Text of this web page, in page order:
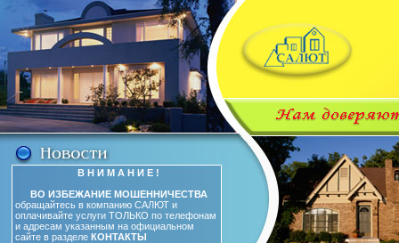
В Н И М А Н И Е !
ВО ИЗБЕЖАНИЕ МОШЕННИЧЕСТВА
обращайтесь в компанию САЛЮТ и
оплачивайте услуги ТОЛЬКО по телефонам
и адресам указанным на официальном
сайте в разделе КОНТАКТЫ